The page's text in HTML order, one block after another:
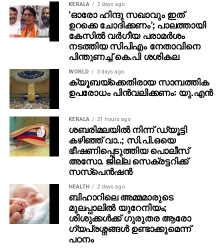
KERALA 2 days ago
‘ഓരോ ഹിന്ദു സഖാവും ഇത്
ഉറക്കെ ചോദിക്കണം’; പാലത്തായി
കേസിൽ വർഗീയ പരാമർശം
നടത്തിയ സിപിഎം നേതാവിനെ
പിന്തുണച്ച് കെ.പി ശശികല
WORLD 3 days ago
ക്യൂബയ്ക്കെതിരായ സാമ്പത്തിക
ഉപരോധം പിന്‍വലിക്കണം: യു.എന്‍
KERALA 21 hours ago
ശബരിമലയില്‍ നിന്ന് ഡ്യൂട്ടി
കഴിഞ്ഞ് വാ..; സി.പി.ഒയെ
ഭീഷണിപ്പെടുത്തിയ പൊലീസ്
അസോ. ജില്ല സെക്രട്ടറിക്ക്
സസ്‌പെന്‍ഷന്‍
HEALTH 2 days ago
ബിഹാറിലെ അമ്മമാരുടെ
മുലപ്പാലിൽ യുറേനിയം;
ശിശുക്കൾക്ക് ​ഗുരുതര ആരോ​
ഗ്യപ്രശ്നങ്ങൾ ഉണ്ടാക്കുമെന്ന്
പഠനം